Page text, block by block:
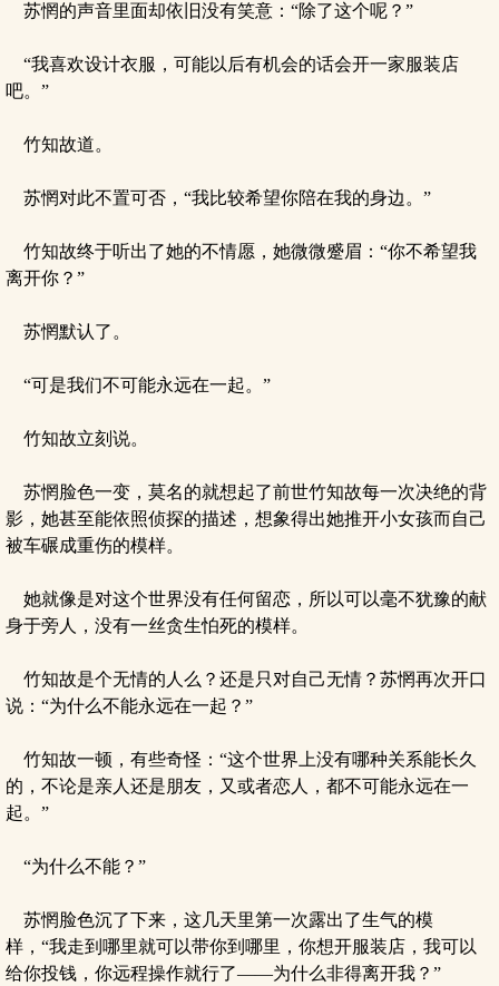
苏惘的声音里面却依旧没有笑意：“除了这个呢？”
“我喜欢设计衣服，可能以后有机会的话会开一家服装店
吧。”
竹知故道。
苏惘对此不置可否，“我比较希望你陪在我的身边。”
竹知故终于听出了她的不情愿，她微微蹙眉：“你不希望我
离开你？”
苏惘默认了。
“可是我们不可能永远在一起。”
竹知故立刻说。
苏惘脸色一变，莫名的就想起了前世竹知故每一次决绝的背
影，她甚至能依照侦探的描述，想象得出她推开小女孩而自己
被车碾成重伤的模样。
她就像是对这个世界没有任何留恋，所以可以毫不犹豫的献
身于旁人，没有一丝贪生怕死的模样。
竹知故是个无情的人么？还是只对自己无情？苏惘再次开口
说：“为什么不能永远在一起？”
竹知故一顿，有些奇怪：“这个世界上没有哪种关系能长久
的，不论是亲人还是朋友，又或者恋人，都不可能永远在一
起。”
“为什么不能？”
苏惘脸色沉了下来，这几天里第一次露出了生气的模
样，“我走到哪里就可以带你到哪里，你想开服装店，我可以
给你投钱，你远程操作就行了——为什么非得离开我？”